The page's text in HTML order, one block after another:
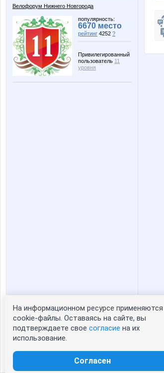
Велофорум Нижнего Новгорода
популярность:
6670 место
рейтинг 4252 ?
Привилегированный
пользователь 11
уровня
Статистика портрета:
сейчас просматривают портрет - 0
зарегистрированные пользователи
На информационном ресурсе применяются
cookie-файлы. Оставаясь на сайте, вы
подтверждаете свое согласие на их
использование.
Согласен